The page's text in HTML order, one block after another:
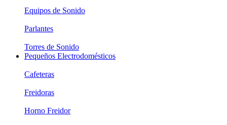
Equipos de Sonido
Parlantes
Torres de Sonido
Pequeños Electrodomésticos
Cafeteras
Freidoras
Horno Freidor